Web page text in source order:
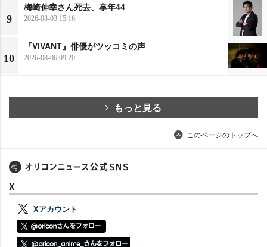
9
梅崎伸幸さん死去、享年44
2026-08-03 15:16
10
『VIVANT』俳優がツッコミの声
2026-08-06 09:20
もっと見る
このページのトップへ
X
Xアカウント